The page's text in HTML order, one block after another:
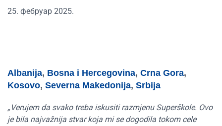
25. фебруар 2025.
Albanija, Bosna i Hercegovina, Crna Gora,
Kosovo, Severna Makedonija, Srbija
„Verujem da svako treba iskusiti razmjenuSuperškole. Ovo
je bila najvažnija stvar koja mi se dogodila tokom cele